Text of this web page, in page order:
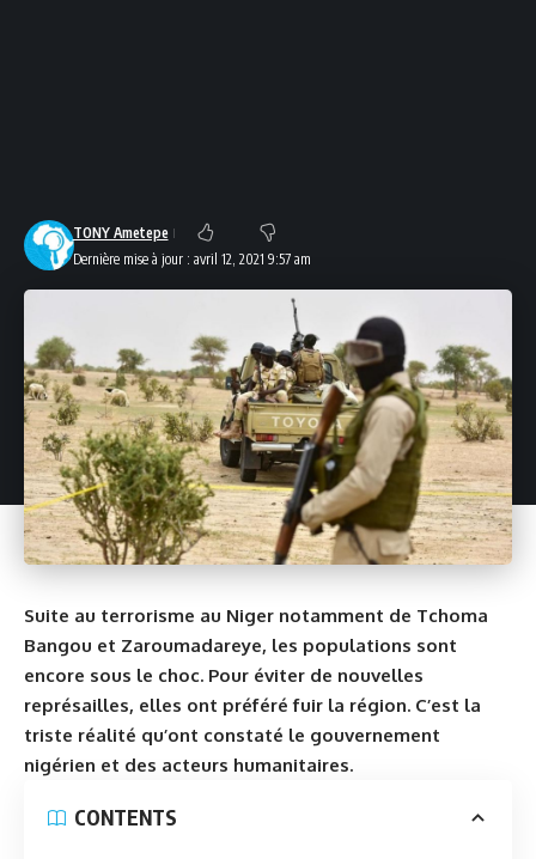
Dernière mise à jour : avril 12, 2021 9:57 am
TONY Ametepe
Suite au terrorisme au Niger notamment de Tchoma
Bangou et Zaroumadareye, les populations sont
encore sous le choc. Pour éviter de nouvelles
représailles, elles ont préféré fuir la région. C’est la
triste réalité qu’ont constaté le gouvernement
nigérien et des acteurs humanitaires.
CONTENTS